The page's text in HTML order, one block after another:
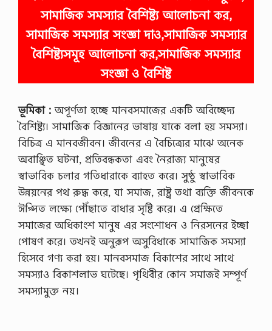
সামাজিক সমস্যার বৈশিষ্ট্য আলোচনা কর,
সামাজিক সমস্যার সংজ্ঞা দাও,সামাজিক সমস্যার
বৈশিষ্ট্যসমূহ আলোচনা কর,সামাজিক সমস্যার
সংজ্ঞা ও বৈশিষ্ট
ভূমিকা : অপূর্ণতা হচ্ছে মানবসমাজের একটি অবিচ্ছেদ্য
বৈশিষ্ট্য। সামাজিক বিজ্ঞানের ভাষায় যাকে বলা হয় সমস্যা।
বিচিত্র এ মানবজীবন। জীবনের এ বৈচিত্র্যের মাঝে অনেক
অবাঞ্ছিত ঘটনা, প্রতিবন্ধকতা এবং নৈরাজ্য মানুষের
স্বাভাবিক চলার গতিধারাকে ব্যাহত করে। সুষ্ঠু স্বাভাবিক
উন্নয়নের পথ রুদ্ধ করে, যা সমাজ, রাষ্ট্র তথা ব্যক্তি জীবনকে
ঈপ্সিত লক্ষ্যে পৌঁছাতে বাধার সৃষ্টি করে। এ প্রেক্ষিতে
সমাজের অধিকাংশ মানুষ এর সংশোধন ও নিরসনের ইচ্ছা
পোষণ করে। তখনই অনুরূপ অসুবিধাকে সামাজিক সমস্যা
হিসেবে গণ্য করা হয়। মানবসমাজ বিকাশের সাথে সাথে
সমস্যাও বিকাশলাভ ঘটেছে। পৃথিবীর কোন সমাজই সম্পূর্ণ
সমস্যামুক্ত নয়।